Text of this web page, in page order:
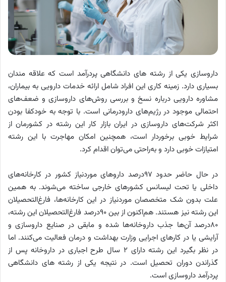
داروسازی یکی از رشته های دانشگاهی پردرآمد است که علاقه مندان
بسیاری دارد. زمینه کاری این افراد شامل ارائه خدمات دارویی به بیماران،
مشاوره دارویی درباره نسخ و بررسی روش‌های داروسازی و ضعف‌های
احتمالی موجود در رژیم‌های دارودرمانی است. با توجه به خودکفا بودن
اکثر شرکت‌های داروسازی در ایران بازار کار این رشته در کشورمان از
شرایط خوبی برخوردار است، همچنین امکان مهاجرت با این رشته
امتیازات خوبی دارد و به‌راحتی می‌توان اقدام کرد.
در حال حاضر حدود ۹۷‌درصد داروهای موردنیاز کشور در کارخانه‌های
داخلی یا تحت لیسانس کشورهای خارجی ساخته می‌شوند. به همین
علت بدون ‌شک متخصصان موردنیاز در این کارخانه‌ها، فارغ‌التحصیلان
این رشته نیز هستند. هم‌اکنون از بین ۹۰‌درصد فارغ‌التحصیلان این رشته،
۸۰‌درصد آن‌ها جذب داروخانه‌ها شده و مابقی در صنایع داروسازی و
آرایشی یا در کارهای اجرایی وزارت بهداشت و درمان فعالیت می‌کنند. اما
در نظر بگیرد این رشته دارای ۲ سال طرح اجباری در داروخانه پس از
گذراندن دوران تحصیل است. در نتیجه یکی از رشته های دانشگاهی
پردرآمد داروسازی است.